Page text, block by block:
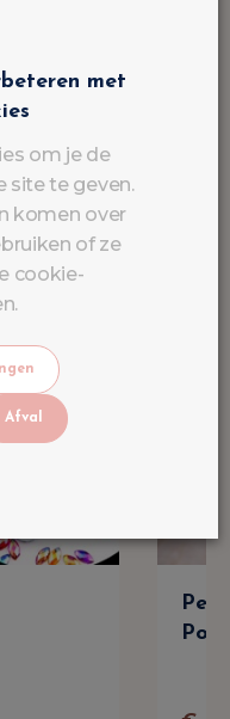
met
om je de
site te geven.
komen over
of ze
cookie-
Afval